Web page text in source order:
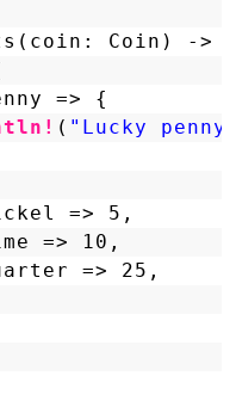
Coin) ->
=> {
( "Lucky
=> 5,
=> 10,
=> 25,